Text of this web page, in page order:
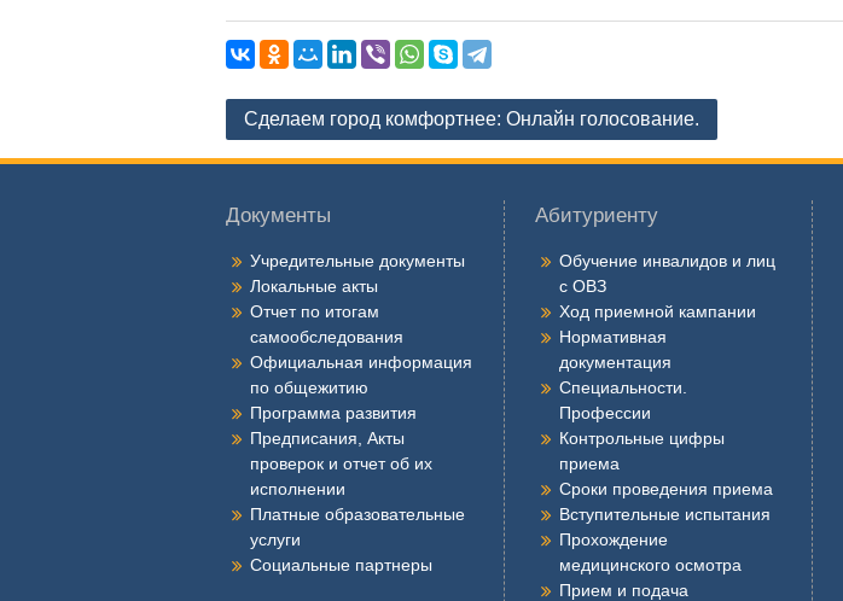
Навигация
по
Сделаем город комфортнее: Онлайн голосование.
Документы
Учредительные документы
Локальные акты
Отчет по итогам
самообследования
Официальная информация
по общежитию
Программа развития
Предписания, Акты
проверок и отчет об их
исполнении
Платные образовательные
услуги
Социальные партнеры
Абитуриенту
Обучение инвалидов и лиц
с ОВЗ
Ход приемной кампании
Нормативная
документация
Специальности.
Профессии
Контрольные цифры
приема
Сроки проведения приема
Вступительные испытания
Прохождение
медицинского осмотра
Прием и подача